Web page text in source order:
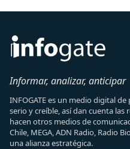
Informar, analizar, anticipar
INFOGATE es un medio digital
serio y creíble, así dan cuenta
hacen otros medios de
Chile, MEGA, ADN Radio, Radio
una alianza estratégica.